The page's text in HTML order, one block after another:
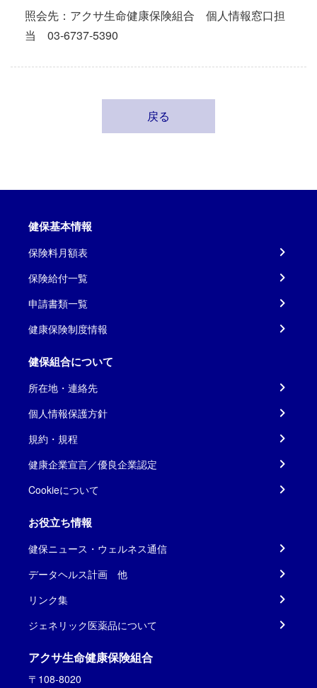
照会先：アクサ生命健康保険組合 個人情報窓口担
当 03-6737-5390
戻る
健保基本情報
保険料月額表
保険給付一覧
申請書類一覧
健康保険制度情報
健保組合について
所在地・連絡先
個人情報保護方針
規約・規程
健康企業宣言／優良企業認定
Cookieについて
お役立ち情報
健保ニュース・ウェルネス通信
データヘルス計画 他
リンク集
ジェネリック医薬品について
アクサ生命健康保険組合
〒108-8020